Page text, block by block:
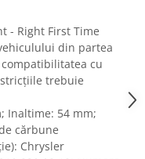
- Right First Time
din partea
cu
trebuie
Inaltime: 54 mm;
cărbune
Chrysler